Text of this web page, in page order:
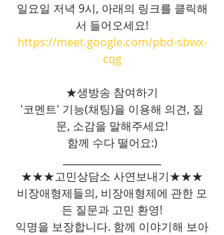
일요일 저녁 9시, 아래의 링크를 클릭해
서 들어오세요!
https://meet.google.com/pbd-sbwx-
cqg
★생방송 참여하기
'코멘트' 기능(채팅)을 이용해 의견, 질
문, 소감을 말해주세요!
함께 수다 떨어요:)
★★★고민상담소 사연보내기★★★
비장애형제들의, 비장애형제에 관한 모
든 질문과 고민 환영!
익명을 보장합니다. 함께 이야기해 보아